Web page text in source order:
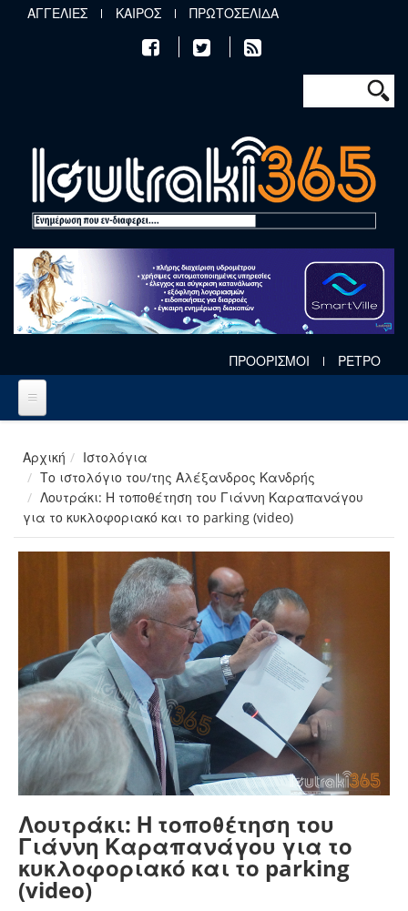
Παράκαμψη προς το κυρίως περιεχόμενο
ΑΓΓΕΛΙΕΣ ΚΑΙΡΟΣ ΠΡΩΤΟΣΕΛΙΔΑ
Φόρμα
Αναζήτηση
ΠΡΟΟΡΙΣΜΟΙ ΡΕΤΡΟ
Αρχική
Ιστολόγια
Το ιστολόγιο του/της Αλέξανδρος Κανδρής
Λουτράκι: Η τοποθέτηση του Γιάννη Καραπανάγου
για το κυκλοφοριακό και το parking (video)
Λουτράκι: Η τοποθέτηση του
Γιάννη Καραπανάγου για το
κυκλοφοριακό και το parking
(video)